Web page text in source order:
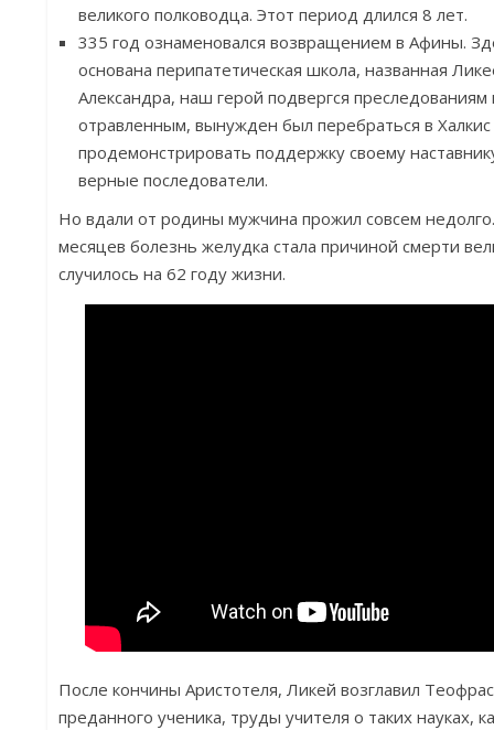
великого полководца. Этот период длился 8 лет.
335 год ознаменовался возвращением в Афины.
основана перипатетическая школа, названная
Александра, наш герой подвергся преследованиям
отравленным, вынужден был перебраться в
продемонстрировать поддержку своему
верные последователи.
Но вдали от родины мужчина прожил совсем
месяцев болезнь желудка стала причиной смерти
случилось на 62 году жизни.
После кончины Аристотеля, Ликей возглавил
преданного ученика, труды учителя о таких науках,